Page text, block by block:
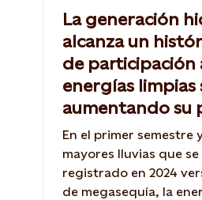
La generación
alcanza un
de participación
energías limpias
aumentando su
En el primer semestre
mayores lluvias que se
registrado en 2024
de megasequía, la